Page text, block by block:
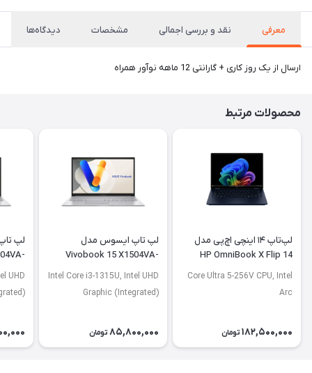
معرفی نقد و بررسی اجمالی مشخصات دیدگاه‌ها
ارسال از یک روز کاری + گارانتی 12 ماهه نوآور همراه
محصولات مرتبط
لپ‌تاپ ۱۴ اینچی اچ‌پی مدل
HP OmniBook X Flip 14
FM0013dx
Core Ultra 5-256V CPU, Intel
Arc
182,500,000 تومان
لپ تاپ ایسوس مدل
Vivobook 15 X1504VA-
BQ4675
Intel Core i3-1315U, Intel UHD
Graphic (Integrated)
85,800,000 تومان
لپ
UHD